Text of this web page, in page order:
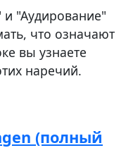
и "Аудирование"
что означают
вы узнаете
наречий.
(полный